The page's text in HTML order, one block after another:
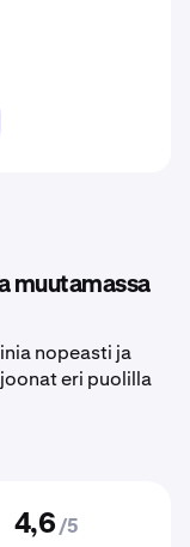
muutamassa
nopeasti ja
eri puolilla
4,6 /5